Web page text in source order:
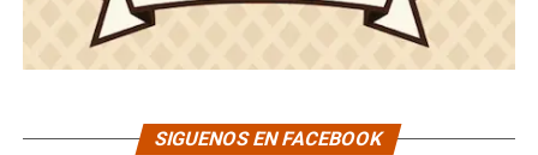
SIGUENOS EN FACEBOOK